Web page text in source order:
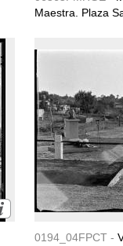
Maestra. Plaza
0194_04FPCT -